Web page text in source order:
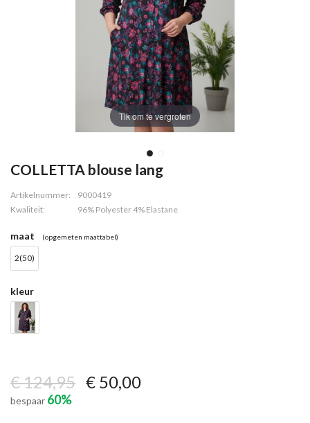
Tik om te vergroten
COLLETTA blouse lang
Artikelnummer:
9000419
Kwaliteit:
96% Polyester 4% Elastane
maat (opgemeten maattabel)
2(50)
kleur
€ 124,95 € 50,00
bespaar 60%